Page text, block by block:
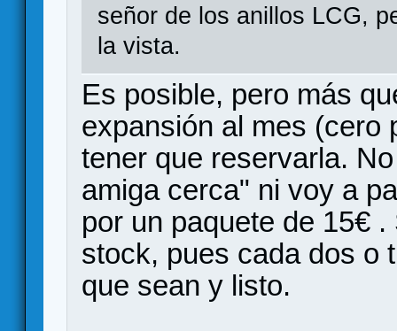
señor de los anillos LCG,
la vista.
Es posible, pero más
expansión al mes (cero
tener que reservarla.
amiga cerca" ni voy a
por un paquete de 15€
stock, pues cada dos o
que sean y listo.